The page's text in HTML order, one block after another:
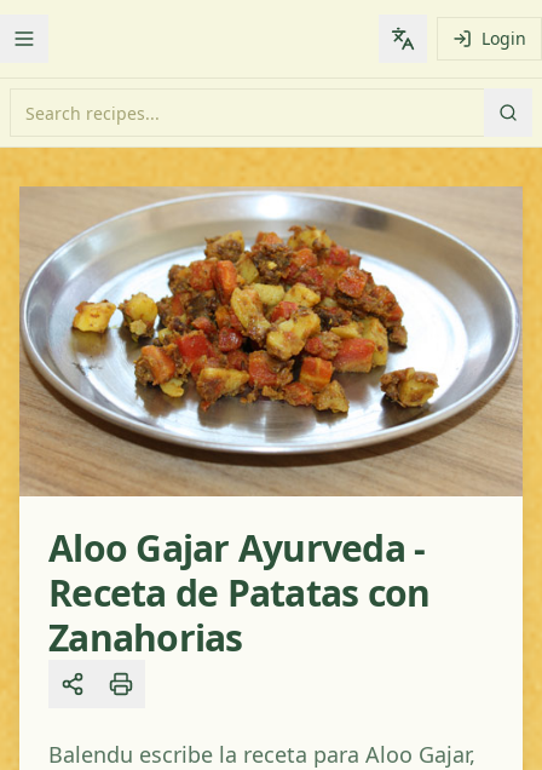
Toggle Menu Change Login
Aloo Gajar Ayurveda -
Receta de Patatas con
Zanahorias
Share
Balendu escribe la receta para Aloo Gajar,